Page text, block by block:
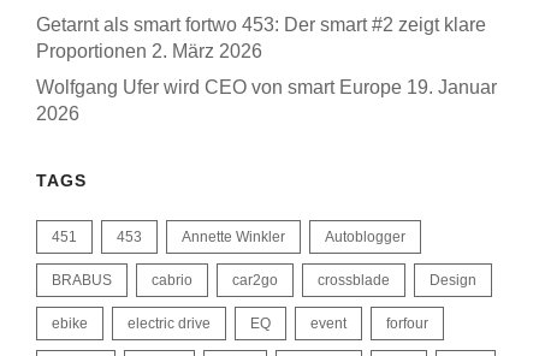
Getarnt als smart fortwo 453: Der smart #2 zeigt klare
Proportionen 2. März 2026
Wolfgang Ufer wird CEO von smart Europe 19. Januar
2026
TAGS
451 453 Annette Winkler Autoblogger
BRABUS cabrio car2go crossblade Design
ebike electric drive EQ event forfour